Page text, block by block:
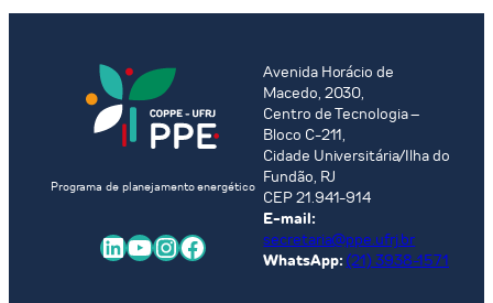
Programa de planejamento energético
LinkedIn Youtube InstagramFacebook
Avenida Horácio de
Macedo, 2030,
Centro de Tecnologia –
Bloco C-211,
Cidade Universitária/Ilha do
Fundão, RJ
CEP 21.941-914
E-mail:
secretaria@ppe.ufrj.br
WhatsApp: (21) 3938-1571